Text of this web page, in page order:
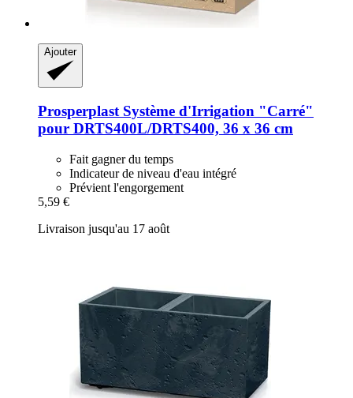
Ajouter
Prosperplast Système d'Irrigation "Carré"
pour DRTS400L/DRTS400, 36 x 36 cm
Fait gagner du temps
Indicateur de niveau d'eau intégré
Prévient l'engorgement
5,59 €
Livraison jusqu'au 17 août